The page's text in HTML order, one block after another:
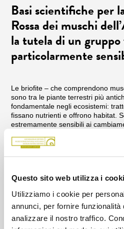
Questo sito web utilizza i
Utilizziamo i cookie per
annunci, per fornire
analizzare il nostro traffico.
Basi scientifiche per
Rossa dei muschi
la tutela di un gruppo
particolarmente
Le briofite – che comprendono
sono tra le piante terrestri più
fondamentale negli ecosistemi:
fissano nutrienti e offrono habitat.
estremamente sensibili ai
nelle regioni alpine le briofite
ancora una Lista Rossa delle
lacuna: a partire da collezioni
sul campo e l’applicazione di
una checklist aggiornata delle